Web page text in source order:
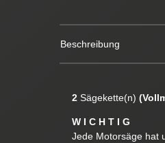
Beschreibung
2Sägekette(n)
W I C H T I G
Jede Motorsäge hat